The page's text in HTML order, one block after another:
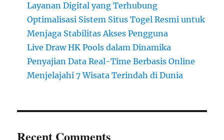
Layanan Digital yang Terhubung
Optimalisasi Sistem Situs Togel Resmi untuk
Menjaga Stabilitas Akses Pengguna
Live Draw HK Pools dalam Dinamika
Penyajian Data Real-Time Berbasis Online
Menjelajahi 7 Wisata Terindah di Dunia
Recent Comments